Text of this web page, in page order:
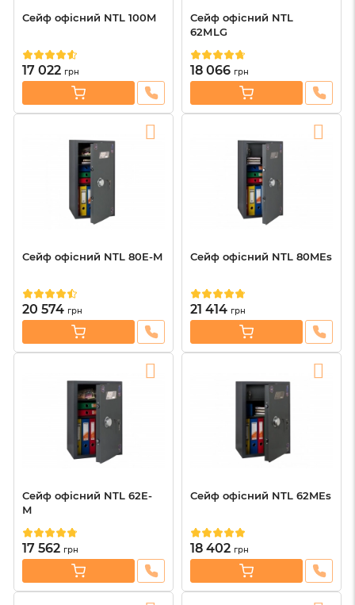
Сейф офісний NTL 100M
17 022 грн
Сейф офісний NTL
62МLG
18 066 грн
Сейф офісний NTL 80E-М
20 574 грн
Сейф офісний NTL 80MEs
21 414 грн
Сейф офісний NTL 62E-
М
17 562 грн
Сейф офісний NTL 62MEs
18 402 грн